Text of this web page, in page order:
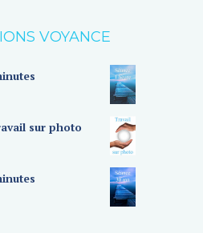
VOYANCE
sur photo